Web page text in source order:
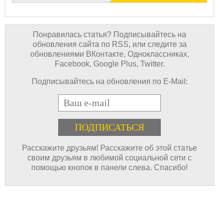
Понравилась статья? Подписывайтесь на
обновления сайта по RSS, или следите за
обновлениями ВКонтакте, Одноклассниках,
Facebook, Google Plus, Twitter.
Подписывайтесь на обновления по E-Mail:
E-mail
Расскажите друзьям! Расскажите об этой статье
своим друзьям в любимой социальной сети с
помощью кнопок в панели слева. Спасибо!